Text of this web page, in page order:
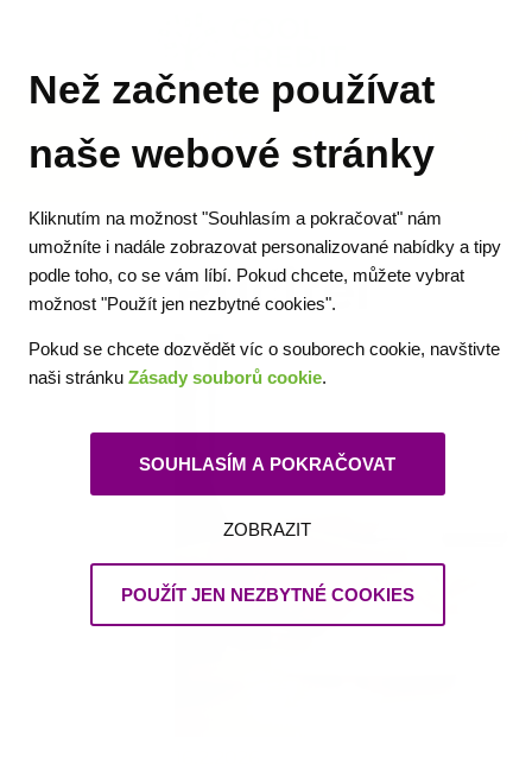
Než začnete používat
naše webové stránky
Kliknutím na možnost "Souhlasím a pokračovat" nám
umožníte i nadále zobrazovat personalizované nabídky a tipy
podle toho, co se vám líbí. Pokud chcete, můžete vybrat
možnost "Použít jen nezbytné cookies".
Pokud se chcete dozvědět víc o souborech cookie, navštivte
naši stránku Zásady souborů cookie.
SOUHLASÍM A POKRAČOVAT
ZOBRAZIT
POUŽÍT JEN NEZBYTNÉ COOKIES
Půjčka Slovník pojmů
Ručitel